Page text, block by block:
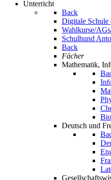
Unterricht
Back
Digitale Schule
Wahlkurse/
Schulhund
Back
Fächer
Mathematik,
Deutsch und